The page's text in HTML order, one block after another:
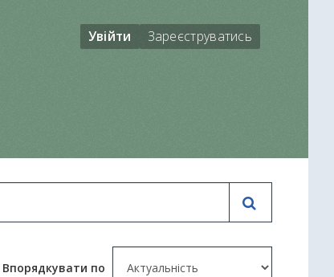
Увійти Зареєструватись
Впорядкувати по